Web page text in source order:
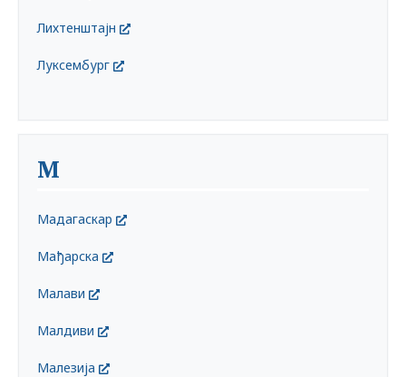
Лихтенштајн
Луксембург
М
Мадагаскар
Мађарска
Малави
Малдиви
Малезија